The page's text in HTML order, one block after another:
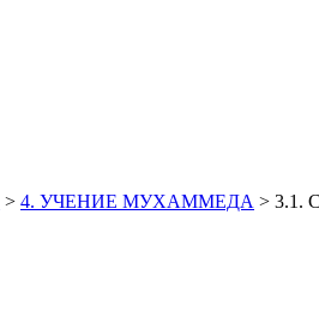
> 4. УЧЕНИЕ МУХАММЕДА > 3.1.